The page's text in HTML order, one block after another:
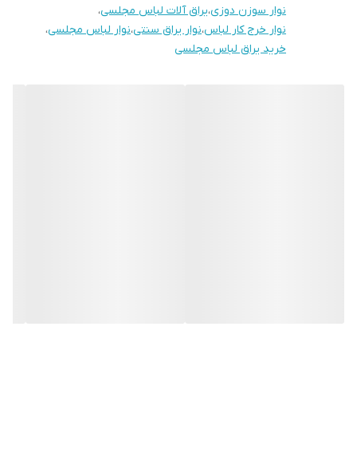
نوار سوزن دوزی،یراق آلات لباس مجلسی،
نوار خرج کار لباس،نوار یراق سنتی،نوار لباس مجلسی،
خرید یراق لباس مجلسی